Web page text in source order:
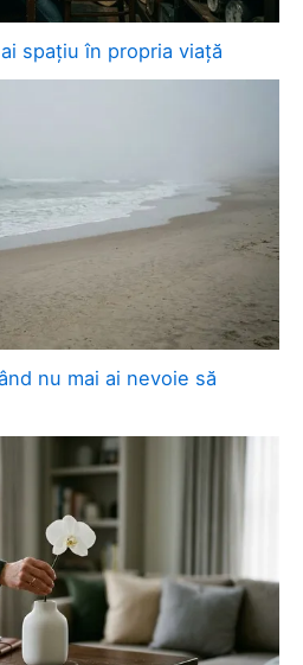
spațiu în propria viață
nu mai ai nevoie să